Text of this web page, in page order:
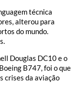
técnica
alterou para
do mundo.
Douglas DC10 e o
B747, foi o que
crises da aviação